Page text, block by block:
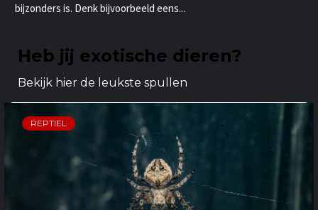
bijzonders is. Denk bijvoorbeeld eens...
Heb jij exotische dieren?
Bekijk hier de leukste spullen
REPTIEL